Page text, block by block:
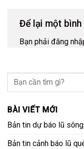
Để lại một bình
Bạn phải đăng
BÀI VIẾT MỚI
Bản tin dự báo lũ
Bản tin cảnh báo lũ